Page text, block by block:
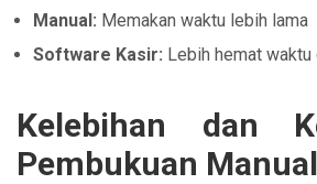
Manual: Memakan waktu lebih lama
Software Kasir: Lebih hemat waktu
Kelebihan dan
Pembukuan Manual